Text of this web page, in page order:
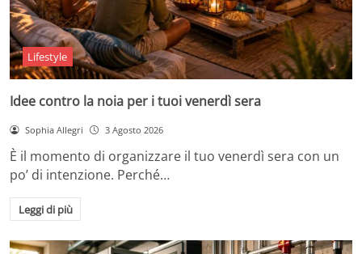
Lifestyle
Idee contro la noia per i tuoi venerdì sera
Sophia Allegri 3 Agosto 2026
È il momento di organizzare il tuo venerdì sera con un
po’ di intenzione. Perché…
Leggi di più